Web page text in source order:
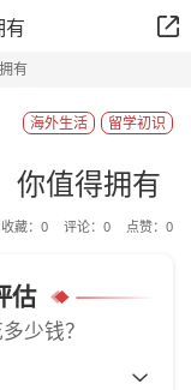
有
有
留学初识
海外生活
你值得拥有
收藏： 0 评论： 0 点赞： 0
估
少钱？